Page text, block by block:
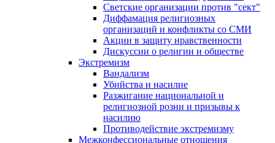
Светские организации против "сект"
Диффамация религиозных
организаций и конфликты со СМИ
Акции в защиту нравственности
Дискуссии о религии и обществе
Экстремизм
Вандализм
Убийства и насилие
Разжигание национальной и
религиозной розни и призывы к
насилию
Противодействие экстремизму
Межконфессиональные отношения